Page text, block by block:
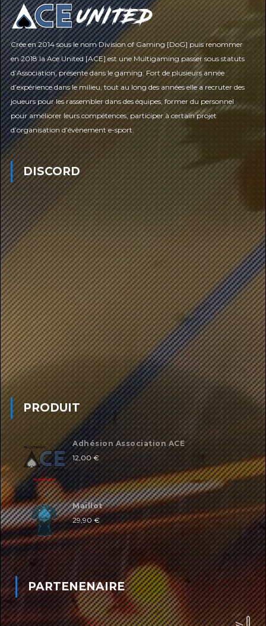
Crée en 2014 sous le nom Division of Gaming [DoG] puis renommer
en 2018 la Ace United [ACE] est une Multigaming passer sous statuts
d’Association, présente dans le gaming. Fort de plusieurs année
d’expérience dans le milieu, tout au long des années elle a recruter des
joueurs pour les rassembler dans des équipes, former du personnel
pour améliorer leurs compétences, participer à certain projet
d’organisation d’évènement e-sport.
DISCORD
PRODUIT
Adhésion Association ACE
12,00€
Maillot
29,90€
PARTENENAIRE